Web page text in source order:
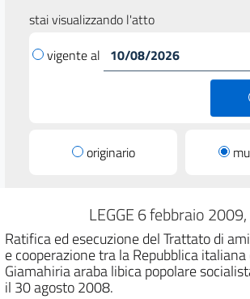
stai visualizzando l'atto
vigente al
originario
LEGGE 6 febbraio
Ratifica ed esecuzione del Trattato di
e cooperazione tra la Repubblica italiana
Giamahiria araba libica popolare
il 30 agosto 2008.